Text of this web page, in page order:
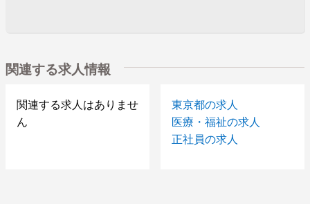
関連する求人情報
関連する求人はありませ
ん
東京都の求人
医療・福祉の求人
正社員の求人